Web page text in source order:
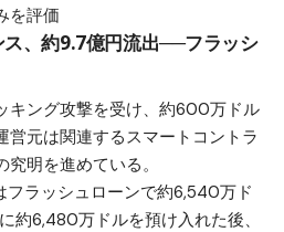
を評価
ス、約9.7億円流出──フラッシ
キング攻撃を受け、約600万ドル
営元は関連するスマートコントラ
明を進めている。
ラッシュローンで約6,540万ド
約6,480万ドルを預け入れた後、